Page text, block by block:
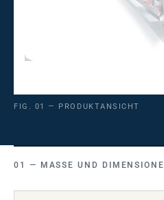
FIG. 01 — PRODUKTANSICHT
MASSE UND DIMENSIONEN